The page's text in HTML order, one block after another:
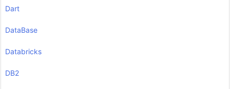
Dart
DataBase
Databricks
DB2